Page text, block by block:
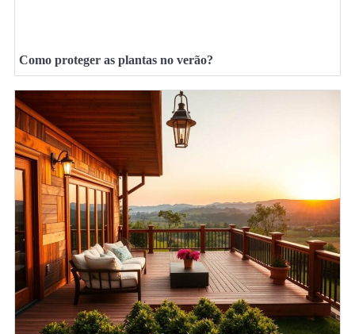
Como proteger as plantas no verão?